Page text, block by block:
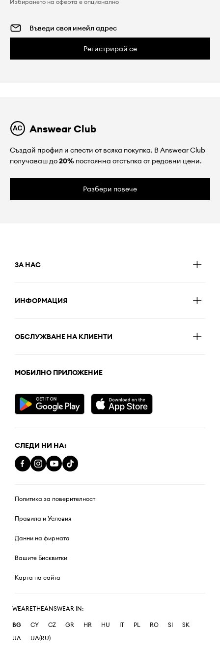
Избирането на оферта е опционално
Регистрирай се
Answear Club
Създай профил и спести от всяка покупка. В Answear Club
получаваш до20% постоянна отстъпка от редовни цени.
Разбери повече
ЗА НАС
ИНФОРМАЦИЯ
ОБСЛУЖВАНЕ НА КЛИЕНТИ
МОБИЛНО ПРИЛОЖЕНИЕ
СЛЕДИ НИ НА:
Политика за поверителност
Правила и Условия
Данни на фирмата
Вашите Бисквитки
Карта на сайта
WEARETHEANSWEAR IN:
BG CY CZ GR HR HU IT PL RO SI
SK
UA
UA(RU)